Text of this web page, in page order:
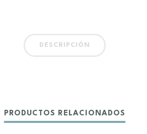
DESCRIPCIÓN
PRODUCTOS RELACIONADOS